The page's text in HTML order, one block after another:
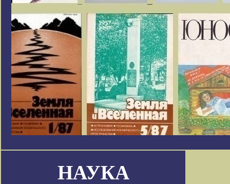
НАУКА